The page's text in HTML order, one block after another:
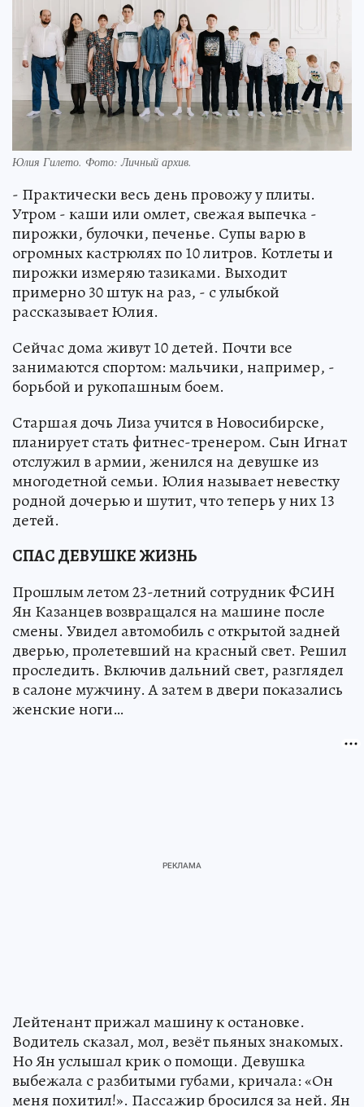
Юлия Гилето. Фото: Личный архив.
- Практически весь день провожу у плиты.
Утром - каши или омлет, свежая выпечка -
пирожки, булочки, печенье. Супы варю в
огромных кастрюлях по 10 литров. Котлеты и
пирожки измеряю тазиками. Выходит
примерно 30 штук на раз, - с улыбкой
рассказывает Юлия.
Сейчас дома живут 10 детей. Почти все
занимаются спортом: мальчики, например, -
борьбой и рукопашным боем.
Старшая дочь Лиза учится в Новосибирске,
планирует стать фитнес-тренером. Сын Игнат
отслужил в армии, женился на девушке из
многодетной семьи. Юлия называет невестку
родной дочерью и шутит, что теперь у них 13
детей.
СПАС ДЕВУШКЕ ЖИЗНЬ
Прошлым летом 23-летний сотрудник ФСИН
Ян Казанцев возвращался на машине после
смены. Увидел автомобиль с открытой задней
дверью, пролетевший на красный свет. Решил
проследить. Включив дальний свет, разглядел
в салоне мужчину. А затем в двери показались
женские ноги…
Лейтенант прижал машину к остановке.
Водитель сказал, мол, везёт пьяных знакомых.
Но Ян услышал крик о помощи. Девушка
выбежала с разбитыми губами, кричала: «Он
меня похитил!». Пассажир бросился за ней. Ян